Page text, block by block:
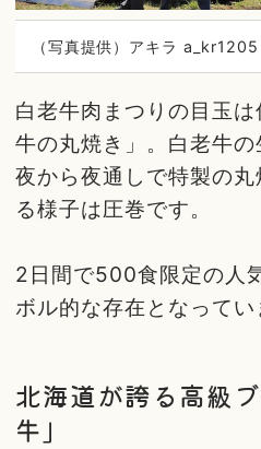
（写真提供）アキラ
白老牛肉まつりの目玉
牛の丸焼き」。白老牛
夜から夜通しで特製の
る様子は圧巻です。
2日間で500食限定の人
ボル的な存在となってい
北海道が誇る高級
牛」